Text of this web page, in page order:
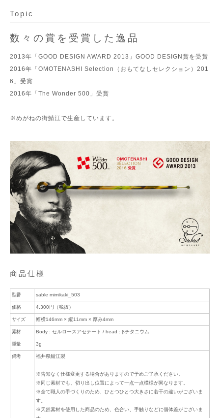
Topic
数々の賞を受賞した逸品
2013年「GOOD DESIGN AWARD 2013」GOOD DESIGN賞を受賞
2016年「OMOTENASHI Selection（おもてなしセレクション）201
6」受賞
2016年「The Wonder 500」受賞
※めがねの街鯖江で生産しています。
商品仕様
型番 sable mimikaki_503
価格 4,300円（税抜）
サイズ 幅横146mm × 縦11mm × 厚み4mm
素材 Body : セルロースアセテート / head : βチタニウム
重量 3g
備考 福井県鯖江製
※告知なく仕様変更する場合がありますので予めご了承ください。
※同じ素材でも、切り出し位置によって一点一点模様が異なります。
※全て職人の手づくりのため、ひとつひとつ大きさに若干の違いがございま
す。
※天然素材を使用した商品のため、色合い、手触りなどに個体差がございま